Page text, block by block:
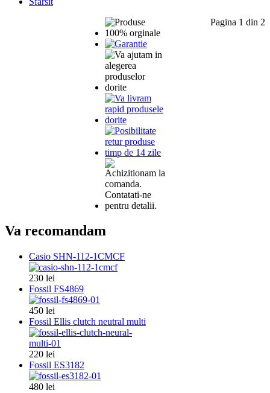
Pagina 1 din 2
Va recomandam
Casio SHN-112-1CMCF
230 lei
Fossil FS4869
450 lei
Fossil Ellis clutch neutral multi
220 lei
Fossil ES3182
480 lei